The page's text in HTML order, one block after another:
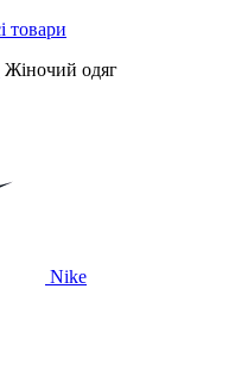
Жіночий одяг
Nike